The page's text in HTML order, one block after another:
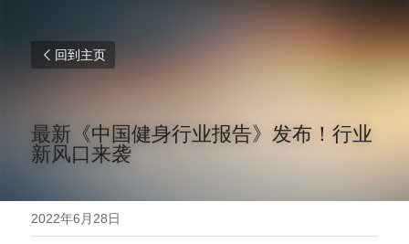
回到主页
最新《中国健身行业报告》发布！行业
新风口来袭
2022年6月28日